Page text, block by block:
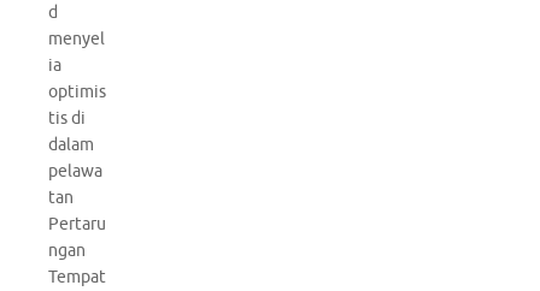
d
menyel
ia
optimis
tis di
dalam
pelawa
tan
Pertaru
ngan
Tempat